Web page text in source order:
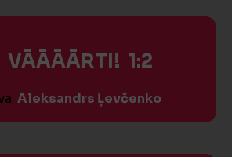
VĀĀĀĀRTI! 1:2
Aleksandrs Ļevčenko